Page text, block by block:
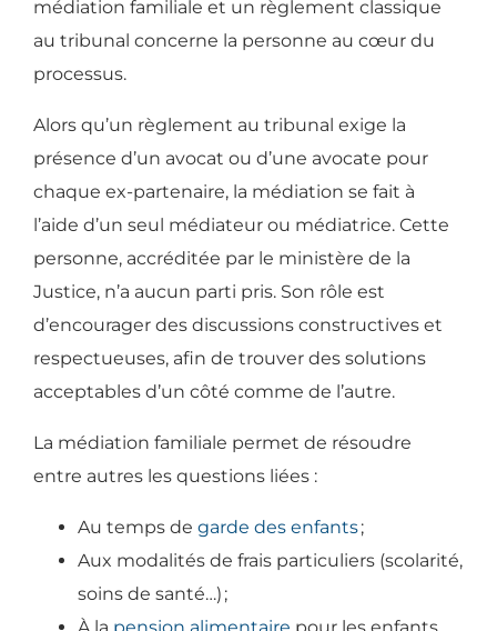
médiation familiale et un règlement classique
au tribunal concerne la personne au cœur du
processus.
Alors qu’un règlement au tribunal exige la
présence d’un avocat ou d’une avocate pour
chaque ex-partenaire, la médiation se fait à
l’aide d’un seul médiateur ou médiatrice. Cette
personne, accréditée par le ministère de la
Justice, n’a aucun parti pris. Son rôle est
d’encourager des discussions constructives et
respectueuses, afin de trouver des solutions
acceptables d’un côté comme de l’autre.
La médiation familiale permet de résoudre
entre autres les questions liées :
Au temps de garde des enfants;
Aux modalités de frais particuliers (scolarité,
soins de santé…) ;
À la pension alimentaire pour les enfants